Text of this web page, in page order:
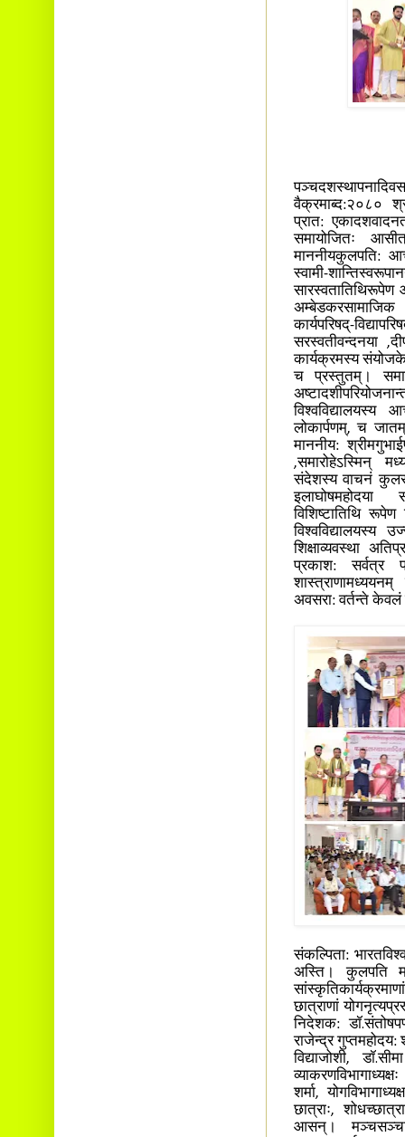
वैक्रमाब्द:२०८०
प्रात:
समायोजितः आसीत्
माननीयकुलपति:
स्वामी-
सारस्वतातिथिरूपेण
अम्बेडकरसामाजिक
कार्यपरिषद्-
सरस्वतीवन्दनया
कार्यक्रमस्य
च प्रस्तुतम्।
विश्वविद्यालयस्य
लोकार्पणम्, च
माननीय:
,समारोहेऽस्मिन्
संदेशस्य वाचनं
इलाघोषमहोदया
विशिष्टातिथि
विश्वविद्यालयस्य
शिक्षाव्यवस्था
प्रकाश: सर्वत्र
अवसरा: वर्तन्ते केवलं
संकल्पिता:
अस्ति। कुलपति
छात्राणां
निदेशक:
राजेन्द्र गुप्तमहोदय:
विद्याजोशी,
शर्मा,
छात्राः,
आसन्।